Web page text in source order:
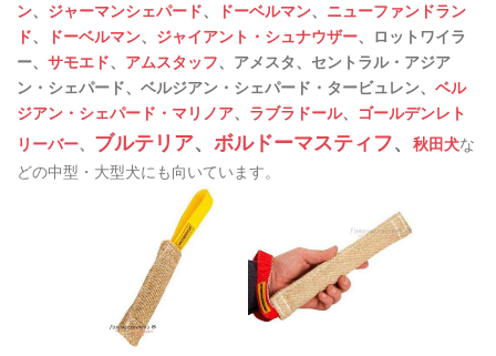
ン、 ジャーマンシェパード、 ドーベルマン、 ニューファンドラン
ド、 ドーベルマン、 ジャイアント・シュナウザー、ロットワイラ
ー、 サモエド、 アムスタッフ、アメスタ、セントラル・アジア
ン・シェパード、ベルジアン・シェパード・タービュレン、 ベル
ジアン・シェパード・マリノア、 ラブラドール、
ゴールデンレト
リーバー、 ブルテリア、 ボルドーマスティフ、 秋田犬な
どの中型・大型犬にも向いています。